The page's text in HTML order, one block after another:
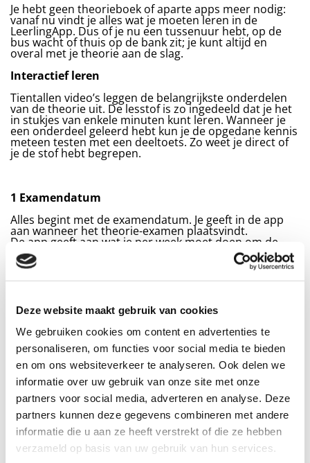
Deze website maakt gebruik van cookies
We gebruiken cookies om content en advertenties te
personaliseren, om functies voor social media te bieden
en om ons websiteverkeer te analyseren. Ook delen we
informatie over uw gebruik van onze site met onze
partners voor social media, adverteren en analyse. Deze
partners kunnen deze gegevens combineren met andere
informatie die u aan ze heeft verstrekt of die ze hebben
verzameld op basis van uw gebruik van hun services.
Je hebt geen theorieboek of aparte apps meer nodig:
vanaf nu vindt je alles wat je moeten leren in de
LeerlingApp. Dus of je nu een tussenuur hebt, op de
bus wacht of thuis op de bank zit; je kunt altijd en
overal met je theorie aan de slag.
Interactief leren
Tientallen video’s leggen de belangrijkste onderdelen
van de theorie uit. De lesstof is zo ingedeeld dat je het
in stukjes van enkele minuten kunt leren. Wanneer je
een onderdeel geleerd hebt kun je de opgedane kennis
meteen testen met een deeltoets. Zo weet je direct of
je de stof hebt begrepen.
1 Examendatum
Alles begint met de examendatum. Je geeft in de app
aan wanneer het theorie-examen plaatsvindt.
De app geeft aan wat je per week moet doen om de
theorie te leren.
Ook als het examen nog niet is aangevraagd kan je met
De complete theorie-opleiding zit in de app. Je neemt
iedere dag/week een aantal hoofdstukken door met
video’s en uitleg. De theoriestof bevat allemaal korte
onderdelen zodat je in een paar minuten een
onderdeel kan leren.
Onderweg, in een tussenuur of thuis op de bank: overal
kun je theorie leren!
3Deeltoetsen maken
In een deeltoets check je of je de theorie begrepen
hebt en weet toe te passen. In de opleiding zijn er 32